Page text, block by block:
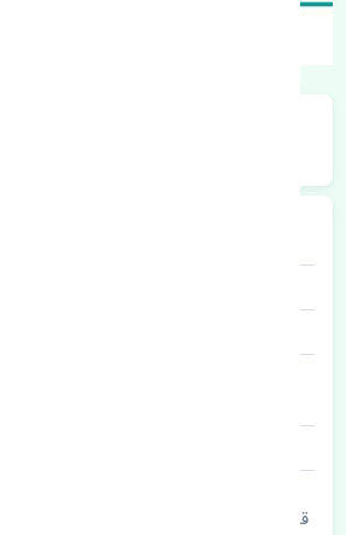
برای اطلاع از موجودی و قیمت به روز
قیمت